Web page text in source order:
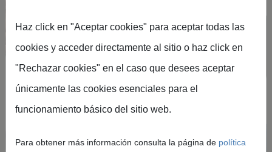
Crea tu cuenta en el
Portal de Visitantes
Podrás acceder de forma rápida y segura a
Haz click en "Aceptar cookies" para aceptar todas las
cookies y acceder directamente al sitio o haz click en
"Rechazar cookies" en el caso que desees aceptar
únicamente las cookies esenciales para el
funcionamiento básico del sitio web.
Para obtener más información consulta la página de política